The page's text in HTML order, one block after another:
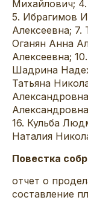
Михайлович;
5. Ибрагимов
Алексеевна;
Оганян Анна
Алексеевна;
Шадрина
Татьяна
16. Кульба
Наталия
Повестка
отчет о
составление